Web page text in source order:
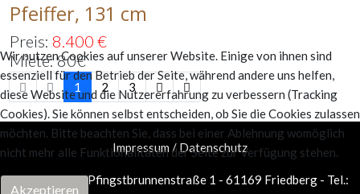
Pfeiffer, 131 cm
Preis: 8.400 €
Miete: 80€
1 2 3
Impressum / Datenschutz
Piano Palme - Pfingstbrunnenstraße 1 - 61169 Friedberg - Tel.:
Wir nutzen Cookies auf unserer Website. Einige von ihnen sind
essenziell für den Betrieb der Seite, während andere uns helfen,
diese Website und die Nutzererfahrung zu verbessern (Tracking
Cookies). Sie können selbst entscheiden, ob Sie die Cookies zulassen
möchten. Bitte beachten Sie, dass bei einer Ablehnung womöglich
nicht mehr alle Funktionalitäten der Seite zur Verfügung stehen.
Akzeptieren